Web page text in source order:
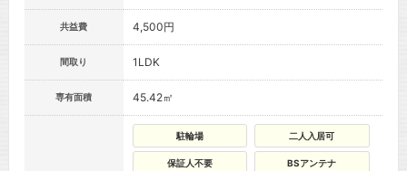
共益費 4,500円
間取り 1LDK
専有面積 45.42㎡
駐輪場 二人入居可
保証人不要 BSアンテナ